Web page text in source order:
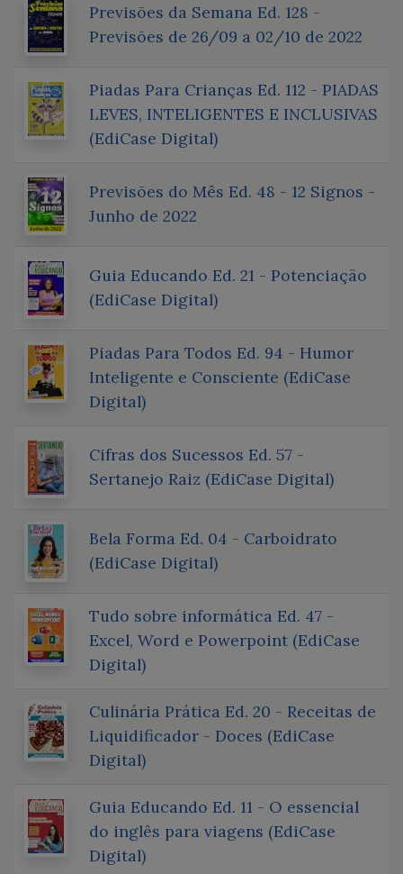
Previsões da Semana Ed. 128 -
Previsões de 26/09 a 02/10 de 2022
Piadas Para Crianças Ed. 112 - PIADAS
LEVES, INTELIGENTES E INCLUSIVAS
(EdiCase Digital)
Previsões do Mês Ed. 48 - 12 Signos -
Junho de 2022
Guia Educando Ed. 21 - Potenciação
(EdiCase Digital)
Piadas Para Todos Ed. 94 - Humor
Inteligente e Consciente (EdiCase
Digital)
Cifras dos Sucessos Ed. 57 -
Sertanejo Raiz (EdiCase Digital)
Bela Forma Ed. 04 - Carboidrato
(EdiCase Digital)
Tudo sobre informática Ed. 47 -
Excel, Word e Powerpoint (EdiCase
Digital)
Culinária Prática Ed. 20 - Receitas de
Liquidificador - Doces (EdiCase
Digital)
Guia Educando Ed. 11 - O essencial
do inglês para viagens (EdiCase
Digital)